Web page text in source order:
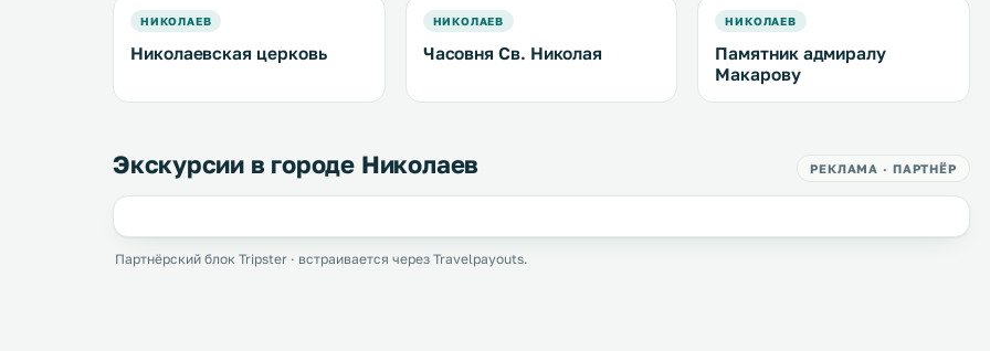
НИКОЛАЕВ
Николаевская церковь
НИКОЛАЕВ
Часовня Св. Николая
НИКОЛАЕВ
Памятник адмиралу
Макарову
Экскурсии в городе Николаев РЕКЛАМА · ПАРТНЁР
Партнёрский блок Tripster · встраивается через Travelpayouts.